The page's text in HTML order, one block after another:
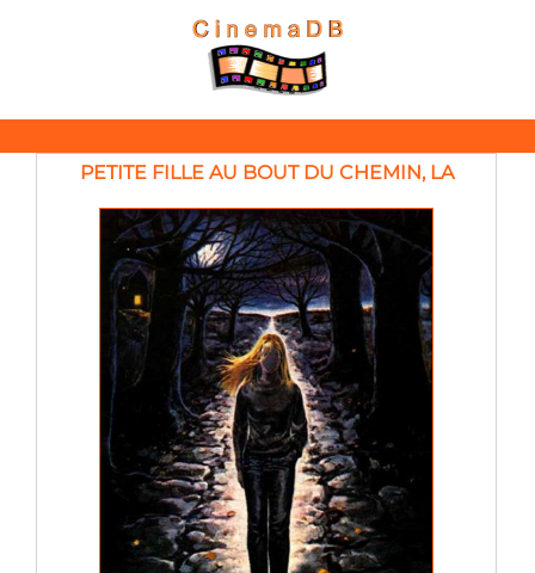
PETITE FILLE AU BOUT DU CHEMIN, LA